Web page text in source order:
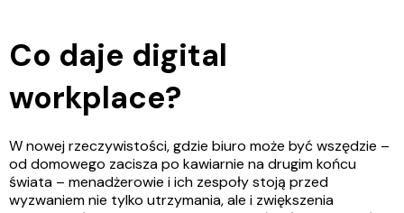
Co daje digital
workplace?
W nowej rzeczywistości, gdzie biuro może być wszędzie –
od domowego zacisza po kawiarnie na drugim końcu
świata – menadżerowie i ich zespoły stoją przed
wyzwaniem nie tylko utrzymania, ale i zwiększenia